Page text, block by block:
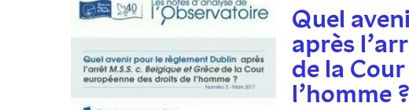
Quel
après
de la
l’homme ?